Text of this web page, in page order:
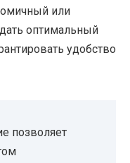
или
оптимальный
удобство
позволяет